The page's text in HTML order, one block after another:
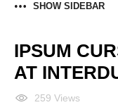
SHOW SIDEBAR
IPSUM
AT
259 Views